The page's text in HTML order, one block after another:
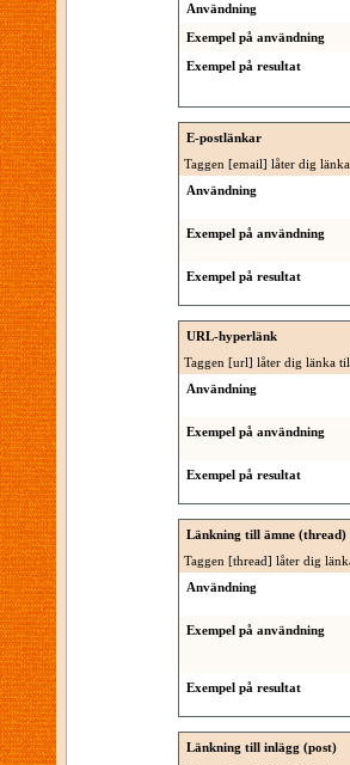
Användning
Exempel på användning
Exempel på resultat
E-postlänkar
Taggen [email] låter dig
Användning
Exempel på användning
Exempel på resultat
URL-hyperlänk
Taggen [url] låter dig länka
Användning
Exempel på användning
Exempel på resultat
Länkning till ämne (thread)
Taggen [thread] låter dig
Användning
Exempel på användning
Exempel på resultat
Länkning till inlägg (post)